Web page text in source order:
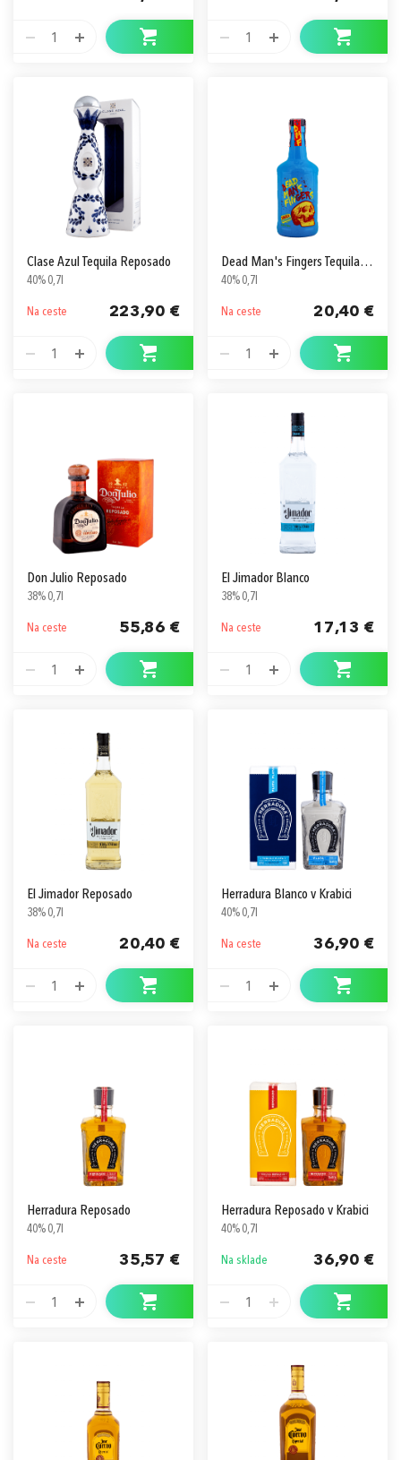
1 1
Clase Azul Tequila Reposado
40% 0,7l
Na ceste 223,90 €
1
Dead Man's Fingers Tequila Reposado
40% 0,7l
Na ceste 20,40 €
1
Don Julio Reposado
38% 0,7l
Na ceste 55,86 €
1
El Jimador Blanco
38% 0,7l
Na ceste 17,13 €
1
El Jimador Reposado
38% 0,7l
Na ceste 20,40 €
1
Herradura Blanco v Krabici
40% 0,7l
Na ceste 36,90 €
1
Herradura Reposado
40% 0,7l
Na ceste 35,57 €
1
Herradura Reposado v Krabici
40% 0,7l
Na sklade 36,90 €
1